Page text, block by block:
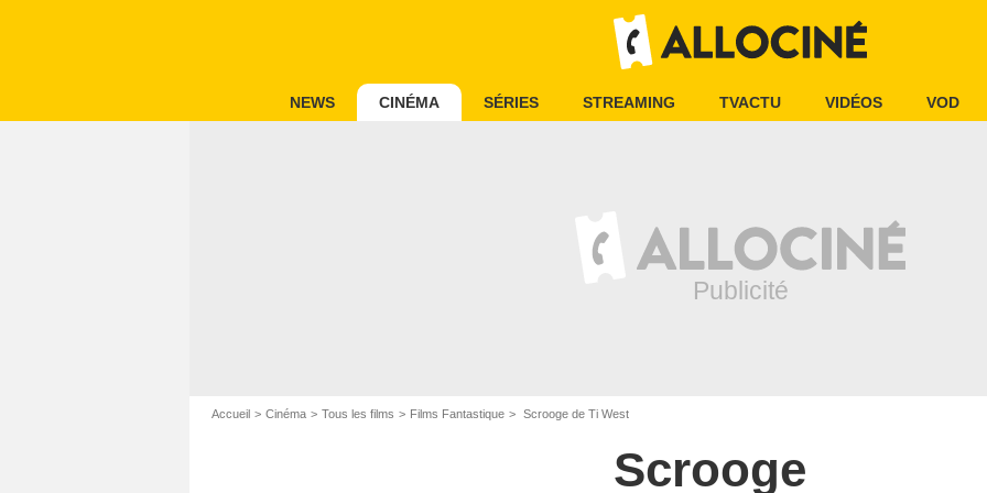
NEWS CINÉMA SÉRIES STREAMING TVACTU VIDÉOS VOD
Accueil Cinéma Tous les films Films Fantastique Scrooge de Ti West
Scrooge